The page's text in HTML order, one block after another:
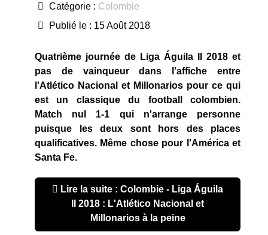
Catégorie : Colombie
Publié le : 15 Août 2018
Quatrième journée de Liga Águila II 2018 et
pas de vainqueur dans l'affiche entre
l'Atlético Nacional et Millonarios pour ce qui
est un classique du football colombien.
Match nul 1-1 qui n'arrange personne
puisque les deux sont hors des places
qualificatives. Même chose pour l'América et
Santa Fe.
Lire la suite : Colombie - Liga Águila
II 2018 : L'Atlético Nacional et
Millonarios à la peine